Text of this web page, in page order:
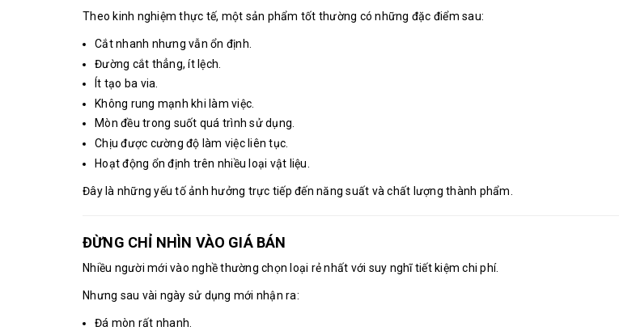
Theo kinh nghiệm thực tế, một sản phẩm tốt thường có những đặc điểm sau:
Cắt nhanh nhưng vẫn ổn định.
Đường cắt thẳng, ít lệch.
Ít tạo ba via.
Không rung mạnh khi làm việc.
Mòn đều trong suốt quá trình sử dụng.
Chịu được cường độ làm việc liên tục.
Hoạt động ổn định trên nhiều loại vật liệu.
Đây là những yếu tố ảnh hưởng trực tiếp đến năng suất và chất lượng thành phẩm.
ĐỪNG CHỈ NHÌN VÀO GIÁ BÁN
Nhiều người mới vào nghề thường chọn loại rẻ nhất với suy nghĩ tiết kiệm chi phí.
Nhưng sau vài ngày sử dụng mới nhận ra:
Đá mòn rất nhanh.